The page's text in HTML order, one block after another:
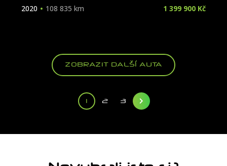
2020 108 835 km 1 399 900 Kč
ZOBRAZIT DALŠÍ AUTA
1 2 3